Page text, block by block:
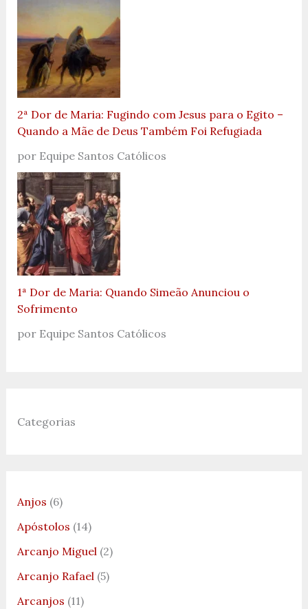
2ª Dor de Maria: Fugindo com Jesus para o Egito –
Quando a Mãe de Deus Também Foi Refugiada
por Equipe Santos Católicos
1ª Dor de Maria: Quando Simeão Anunciou o
Sofrimento
por Equipe Santos Católicos
Categorias
Anjos (6)
Apóstolos (14)
Arcanjo Miguel(2)
Arcanjo Rafael(5)
Arcanjos (11)